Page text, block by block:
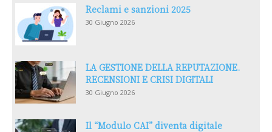
Reclami e sanzioni 2025
30 Giugno 2026
LA GESTIONE DELLA REPUTAZIONE.
RECENSIONI E CRISI DIGITALI
30 Giugno 2026
Il “Modulo CAI” diventa digitale